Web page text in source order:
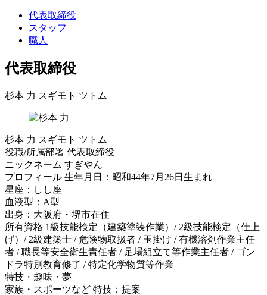
代表取締役
スタッフ
職人
代表取締役
杉本 力 スギモト ツトム
杉本 力 スギモト ツトム
役職/所属部署 代表取締役
ニックネーム すぎやん
プロフィール 生年月日：昭和44年7月26日生まれ
星座：しし座
血液型：A型
出身：大阪府・堺市在住
所有資格 1級技能検定（建築塗装作業）/ 2級技能検定（仕上
げ）/ 2級建築士 / 危険物取扱者 / 玉掛け / 有機溶剤作業主任
者 / 職長等安全衛生責任者 / 足場組立て等作業主任者 / ゴン
ドラ特別教育修了 / 特定化学物質等作業
特技・趣味・夢
家族・スポーツなど 特技：提案